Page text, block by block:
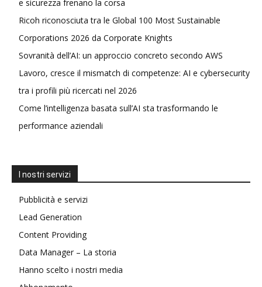
e sicurezza frenano la corsa
Ricoh riconosciuta tra le Global 100 Most Sustainable
Corporations 2026 da Corporate Knights
Sovranità dell’AI: un approccio concreto secondo AWS
Lavoro, cresce il mismatch di competenze: AI e cybersecurity
tra i profili più ricercati nel 2026
Come l’intelligenza basata sull’AI sta trasformando le
performance aziendali
I nostri servizi
Pubblicità e servizi
Lead Generation
Content Providing
Data Manager – La storia
Hanno scelto i nostri media